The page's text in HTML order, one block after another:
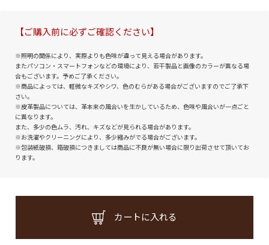
【ご購入前に必ずご確認ください】
※照明の関係により、実際よりも色味が違って見える場合があります。
またパソコン・スマートフォンなどの環境により、若干製品と画像のカラーが異なる場
合もございます。予めご了承ください。
※商品によっては、軽微なキズやシワ、色のむらがある場合がございますのでご了承下
さい。
※皮革製品については、革本来の風合いを生かしているため、色味や風合いが一点ごと
に異なります。
また、多少の色ムラ、汚れ、キズなどが見られる場合があります。
※お洗濯やクリーニングにより、多少縮みがでる場合がございます。
※包装紙破損、箱破損につきましては商品に不良が無い場合に限り出荷させて頂いてお
ります。
カートに入れる